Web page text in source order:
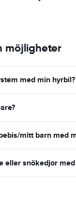
möjligheter
med min hyrbil?
mitt barn med
eller snökedjor